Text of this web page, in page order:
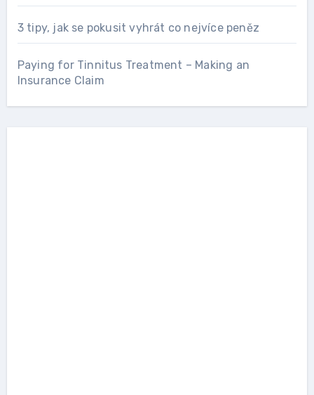
3 tipy, jak se pokusit vyhrát co nejvíce peněz
Paying for Tinnitus Treatment – Making an
Insurance Claim